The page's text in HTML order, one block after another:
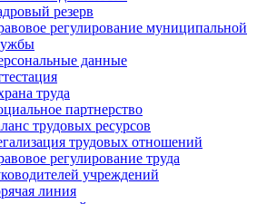
резерв
регулирование муниципальной
данные
труда
партнерство
трудовых ресурсов
трудовых отношений
регулирование труда
учреждений
линия